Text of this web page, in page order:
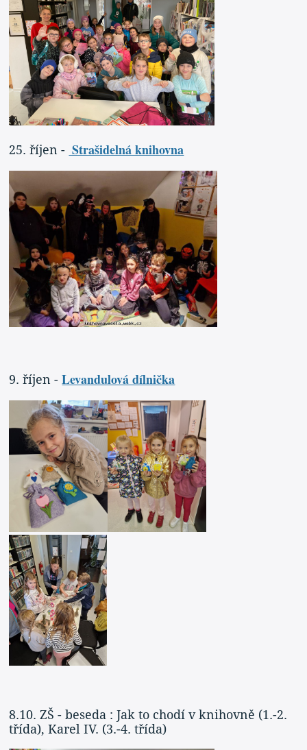
25. říjen - Strašidelná knihovna
9. říjen - Levandulová dílnička
8.10. ZŠ - beseda : Jak to chodí v knihovně (1.-2.
třída), Karel IV. (3.-4. třída)